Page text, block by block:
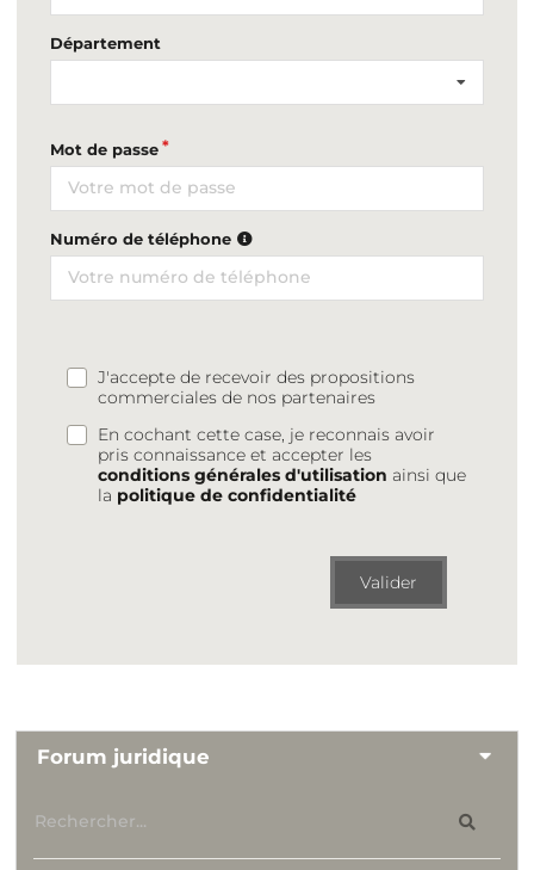
Département
Mot de passe
Numéro de téléphone
J'accepte de recevoir des propositions
commerciales de nos partenaires
En cochant cette case, je reconnais avoir
pris connaissance et accepter les
conditions générales d'utilisation ainsi que
la politique de confidentialité
Valider
Forum juridique